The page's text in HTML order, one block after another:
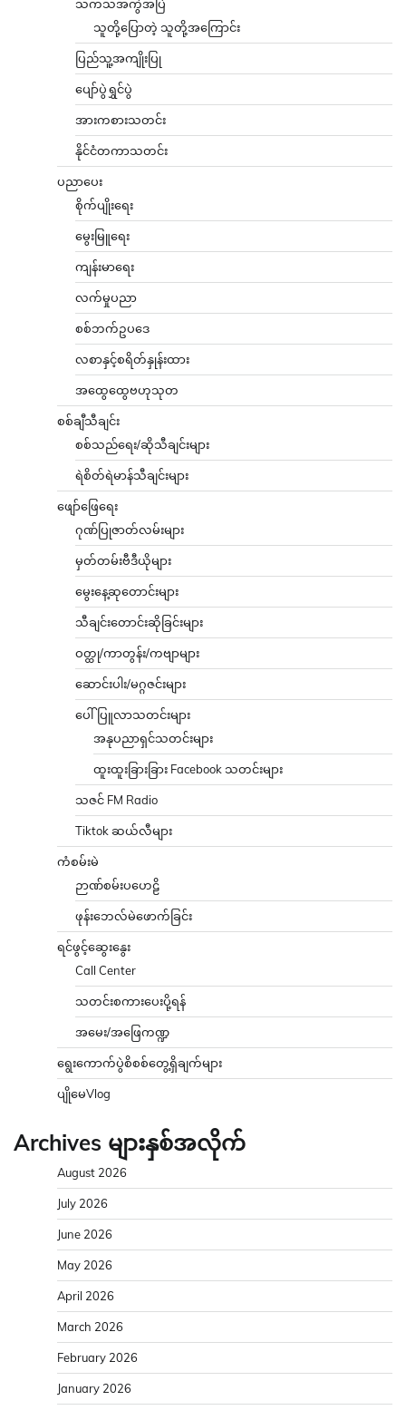
သကသအကွဲအပြဲ
သူတို့ပြောတဲ့ သူတို့အကြောင်း
ပြည်သူ့အကျိုးပြု
ပျော်ပွဲရွှင်ပွဲ
အားကစားသတင်း
နိုင်ငံတကာသတင်း
ပညာပေး
စိုက်ပျိုးရေး
မွေးမြူရေး
ကျန်းမာရေး
လက်မှုပညာ
စစ်ဘက်ဥပဒေ
လစာနှင့်စရိတ်နှုန်းထား
အထွေထွေဗဟုသုတ
စစ်ချီသီချင်း
စစ်သည်ရေး/ဆိုသီချင်းများ
ရဲစိတ်ရဲမာန်သီချင်းများ
ဖျော်ဖြေရေး
ဂုဏ်ပြုဇာတ်လမ်းများ
မှတ်တမ်းဗီဒီယိုများ
မွေးနေ့ဆုတောင်းများ
သီချင်းတောင်းဆိုခြင်းများ
ဝတ္ထု/ကာတွန်း/ကဗျာများ
ဆောင်းပါး/မဂ္ဂဇင်းများ
ပေါ်ပြူလာသတင်းများ
အနုပညာရှင်သတင်းများ
ထူးထူးခြားခြား Facebook သတင်းများ
သဇင် FM Radio
Tiktok ဆယ်လီများ
ကံစမ်းမဲ
ဉာဏ်စမ်းပဟေဠိ
ဖုန်းဘေလ်မဲဖောက်ခြင်း
ရင်ဖွင့်ဆွေးနွေး
Call Center
သတင်းစကားပေးပို့ရန်
အမေး/အဖြေကဏ္ဍ
ရွေးကောက်ပွဲစိစစ်တွေ့ရှိချက်များ
ပျိုမေVlog
Archives များနှစ်အလိုက်
August 2026
July 2026
June 2026
May 2026
April 2026
March 2026
February 2026
January 2026